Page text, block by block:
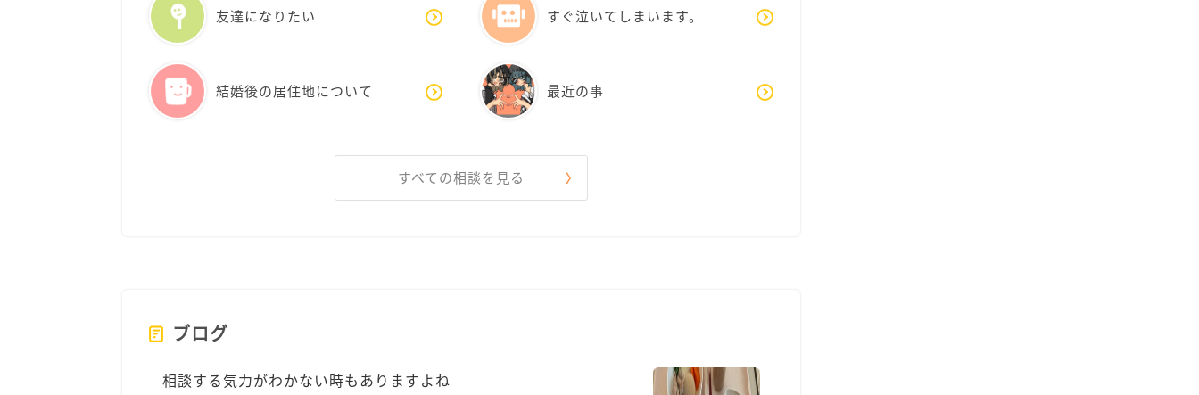
友達になりたい すぐ泣いてしまいます。
結婚後の居住地について 最近の事
すべての相談を見る
ブログ
相談する気力がわかない時もありますよね